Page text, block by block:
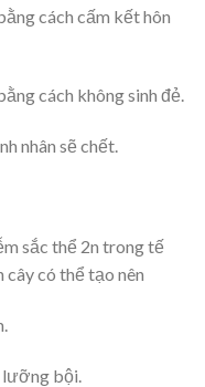
cách cấm kết hôn
cách không sinh đẻ.
nhân sẽ chết.
sắc thể 2n trong tế
có thể tạo nên
lưỡng bội.